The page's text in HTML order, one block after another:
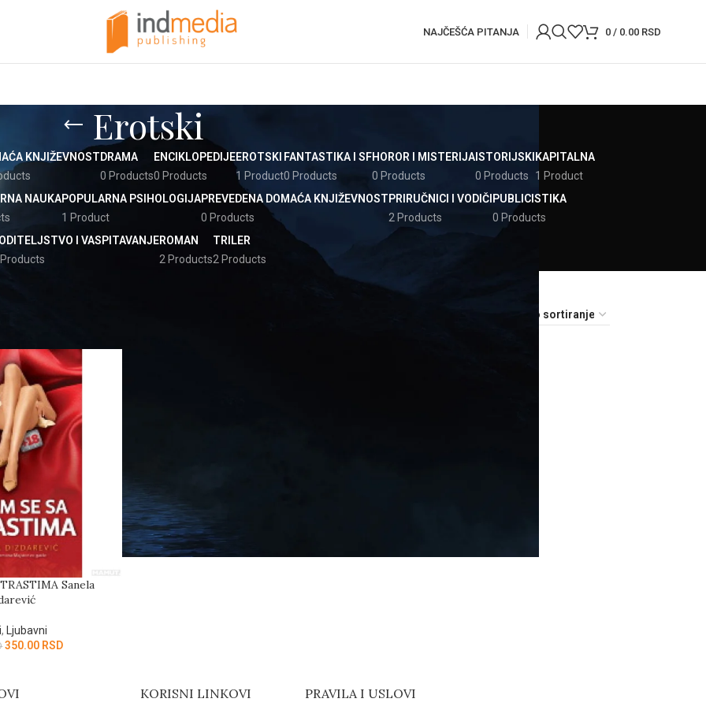
NAJČEŠĆA PITANJA 0 / 0.00 RSD
Erotski
KNJIŽEVNOSTDRAMA
0 Products
ENCIKLOPEDIJE
0 Products
EROTSKI
1 Product
FANTASTIKA I SF
0 Products
HOROR I MISTERIJA
0 Products
ISTORIJSKI
0 Products
KAPITALNA
1 Product
NAUKAPOPULARNA PSIHOLOGIJA
1 Product
PREVEDENA DOMAĆA KNJIŽEVNOST
0 Products
PRIRUČNICI I VODIČI
2 Products
PUBLICISTIKA
0 Products
I VASPITAVANJEROMAN
2 Products
TRILER
2 Products
Sanela
, Ljubavni
350.00 RSD
KORISNI LINKOVI PRAVILA I USLOVI